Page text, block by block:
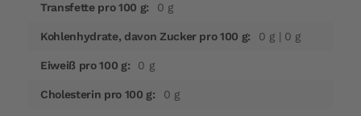
0 g
0 g | 0 g
0 g
0 g